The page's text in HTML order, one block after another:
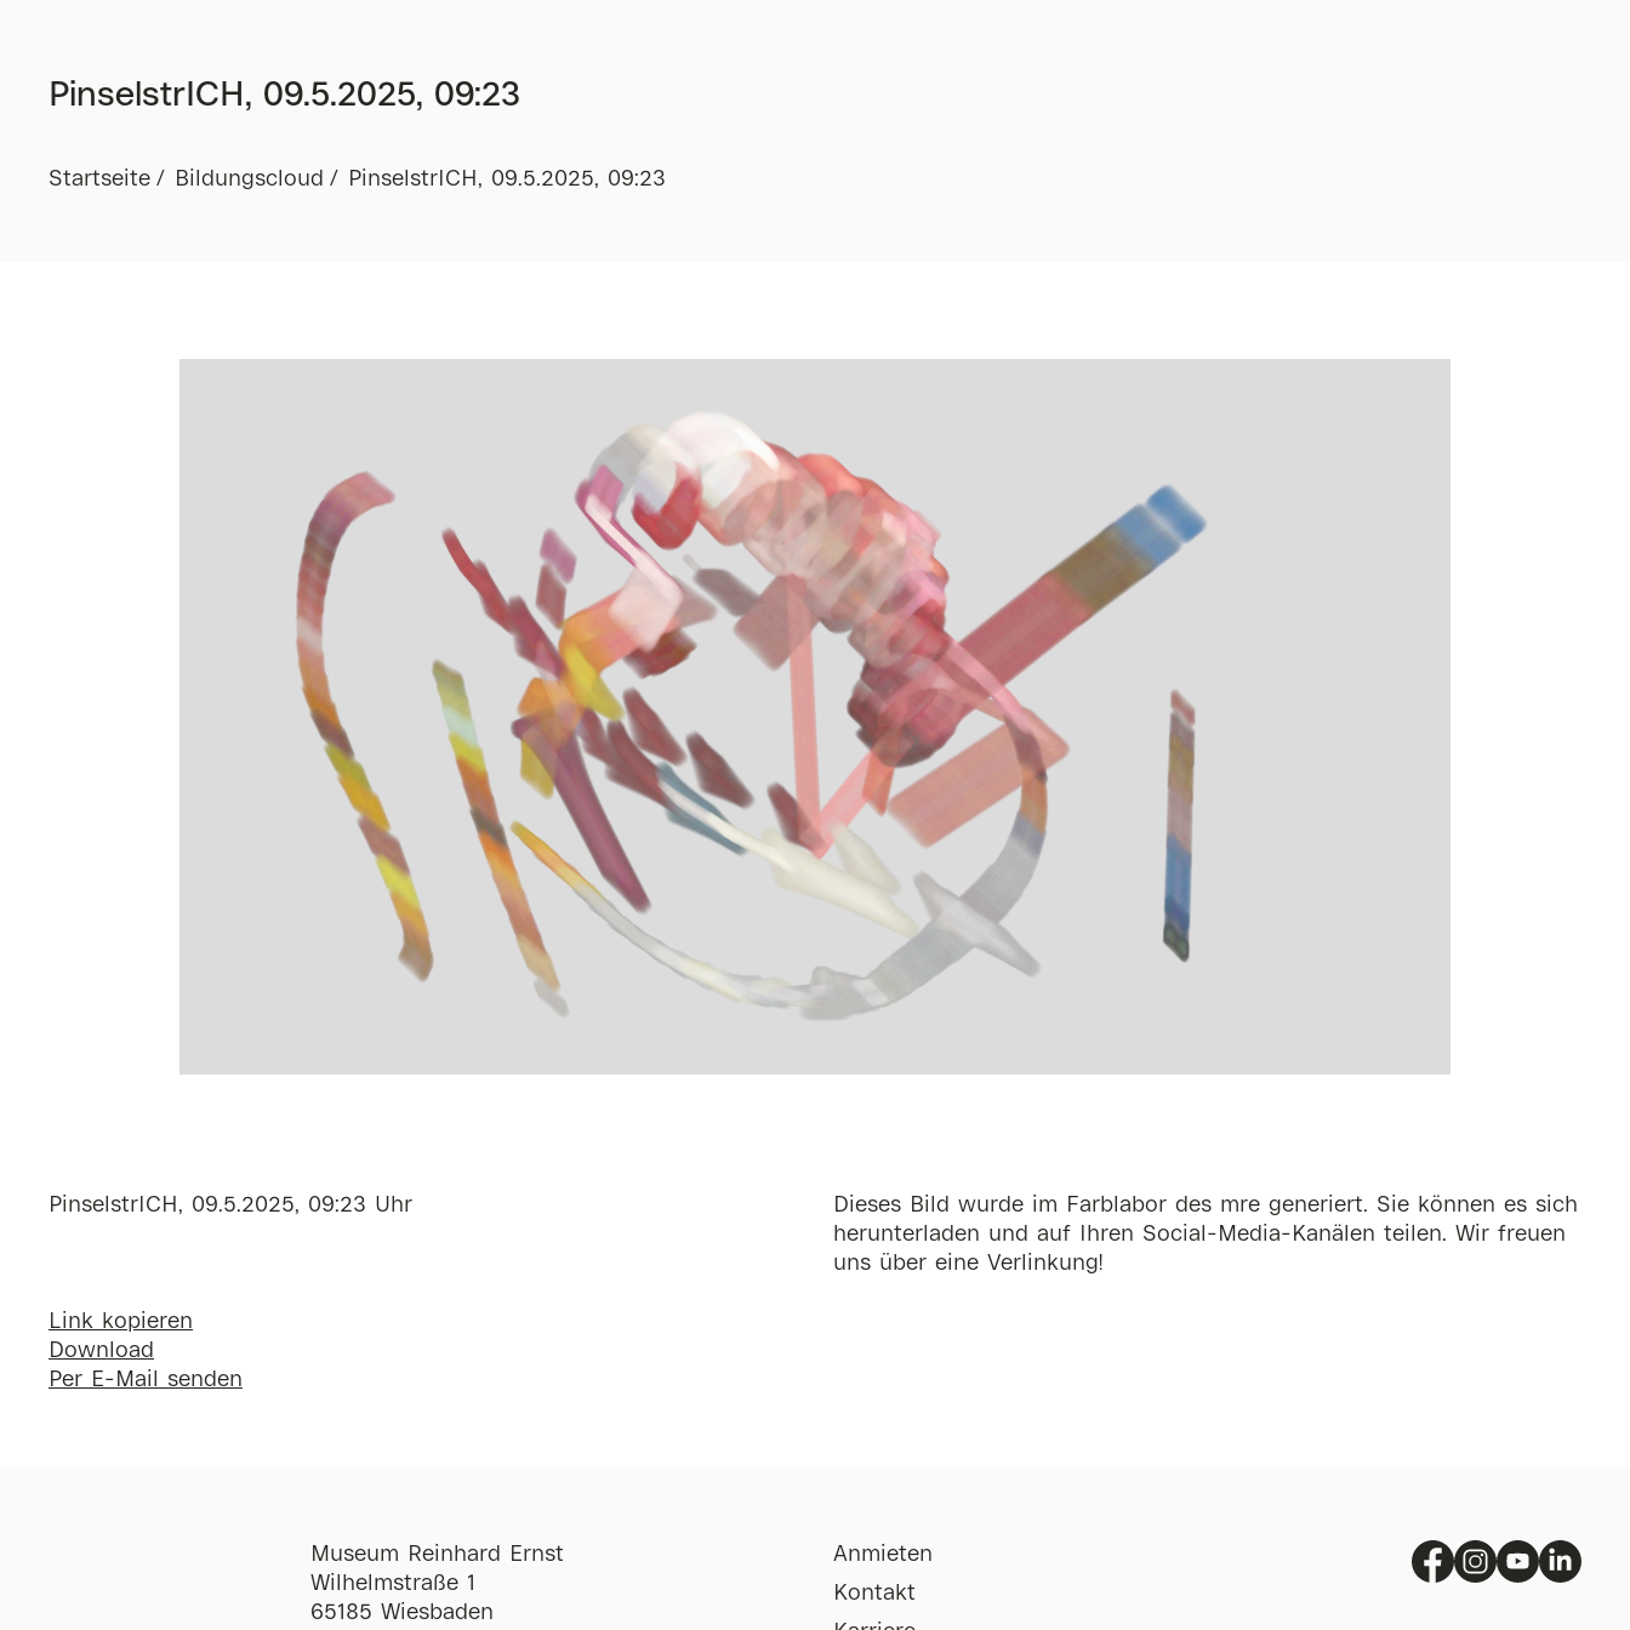
PinselstrICH, 09.5.2025, 09:23
Startseite Bildungscloud PinselstrICH, 09.5.2025, 09:23
PinselstrICH, 09.5.2025, 09:23 Uhr
Link kopieren
Download
Per E-Mail senden
Dieses Bild wurde im Farblabor des mre generiert. Sie können es sich
herunterladen und auf Ihren Social-Media-Kanälen teilen. Wir freuen
uns über eine Verlinkung!
Museum Reinhard Ernst
Wilhelmstraße 1
65185 Wiesbaden
Anmieten
Kontakt